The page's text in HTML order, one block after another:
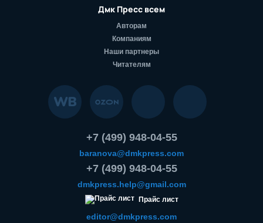
Дмк Пресс всем
Авторам
Компаниям
Наши партнеры
Читателям
+7 (499) 948-04-55
baranova@dmkpress.com
+7 (499) 948-04-55
dmkpress.help@gmail.com
Прайс лист
editor@dmkpress.com